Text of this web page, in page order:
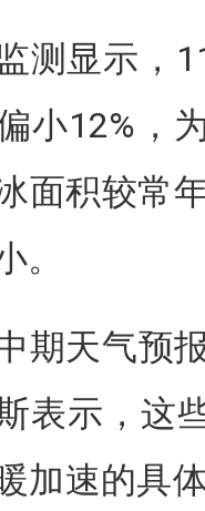
测显示，
小12%，
面积较常
。
期天气预
表示，这
加速的具